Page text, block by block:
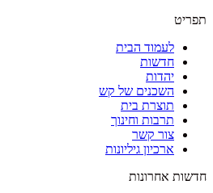
תפריט
לעמוד הבית
חדשות
יהדות
השכנים של קש
תוצרת בית
תרבות וחינוך
צור קשר
ארכיון גיליונות
חדשות אחרונות